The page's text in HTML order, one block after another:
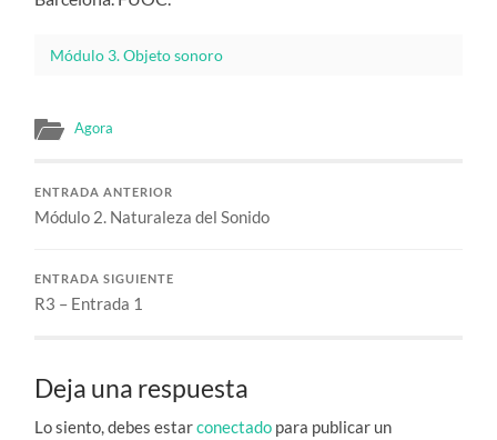
Módulo 3. Objeto sonoro
Agora
ENTRADA ANTERIOR
Módulo 2. Naturaleza del Sonido
ENTRADA SIGUIENTE
R3 – Entrada 1
Deja una respuesta
Lo siento, debes estarconectado para publicar un